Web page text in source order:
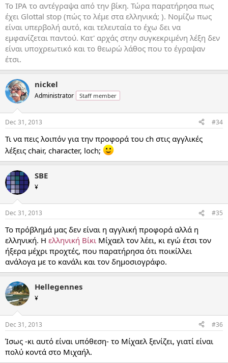
Το ΙΡΑ το αντέγραψα από την βίκη. Τώρα παρατήρησα πως
έχει Glottal stop (πώς το λέμε στα ελληνικά; ). Νομίζω πως
είναι υπερβολή αυτό, και τελευταία το έχω δει να
εμφανίζεται παντού. Κατ' αρχάς στην συγκεκριμένη λέξη δεν
είναι υποχρεωτικό και το θεωρώ λάθος που το έγραψαν
έτσι.
nickel
Administrator Staff member
Dec 31, 2013 #34
Τι να πεις λοιπόν για την προφορά του ch στις αγγλικές
λέξεις chair, character, loch;
SBE
¥
Dec 31, 2013 #35
Το πρόβλημά μας δεν είναι η αγγλική προφορά αλλά η
ελληνική. Η ελληνική Βίκι Μίχαελ τον λέει, κι εγώ έτσι τον
ήξερα μέχρι προχτές, που παρατήρησα ότι ποικίλλει
ανάλογα με το κανάλι και τον δημοσιογράφο.
Hellegennes
¥
Dec 31, 2013 #36
Ίσως -κι αυτό είναι υπόθεση- το Μίχαελ ξενίζει, γιατί είναι
πολύ κοντά στο Μιχαήλ.